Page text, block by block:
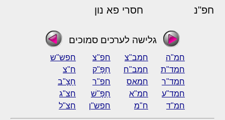
חפ"נ חסרי פא נון
גלישה לערכים סמוכים
חמ"ה חמב"צ חפ"צ
חפש"ש
חמד"ת
חמב"ח חַפָּ"ק
ח"צ
חמד"ר
חמאס חפ"ר
חָצָ"ב
חמד"ע
חמ"א חַפָּ"שׁ
חצ"ג
חמ"ד
ח"מ חפש"ן חצ"ל